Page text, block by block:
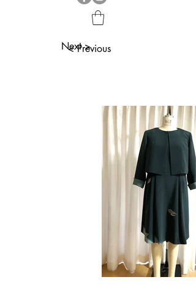
Next >
< Previous